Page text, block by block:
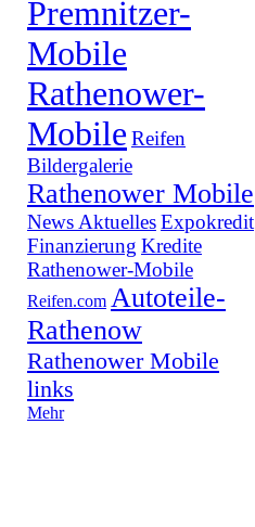
Premnitzer-
Mobile
Rathenower-
Mobile Reifen
Bildergalerie
Rathenower Mobile
News AktuellesExpokredit
Finanzierung Kredite
Rathenower-Mobile
Reifen.com Autoteile-
Rathenow
Rathenower Mobile
links
Mehr